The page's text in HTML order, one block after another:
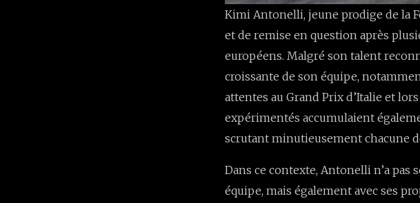
Kimi Antonelli, jeune prodige de la
et de remise en question après
européens. Malgré son talent
croissante de son équipe,
attentes au Grand Prix d’Italie et
expérimentés accumulaient
scrutant minutieusement chacune
Dans ce contexte, Antonelli n’a pas
équipe, mais également avec ses